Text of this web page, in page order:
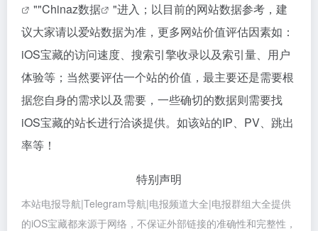
""Chinaz数据
"进入；以目前的网站数据参考，建
议大家请以爱站数据为准，更多网站价值评估因素如：
iOS宝藏的访问速度、搜索引擎收录以及索引量、用户
体验等；当然要评估一个站的价值，最主要还是需要根
据您自身的需求以及需要，一些确切的数据则需要找
iOS宝藏的站长进行洽谈提供。如该站的IP、PV、跳出
率等！
特别声明
本站电报导航|Telegram导航|电报频道大全|电报群组大全提供
的iOS宝藏都来源于网络，不保证外部链接的准确性和完整性，